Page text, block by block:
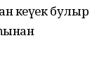
кеүек булыр